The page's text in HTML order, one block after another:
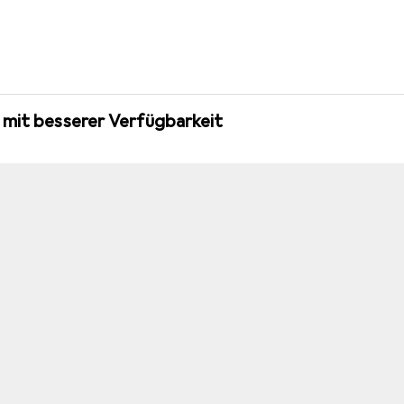
besserer Verfügbarkeit